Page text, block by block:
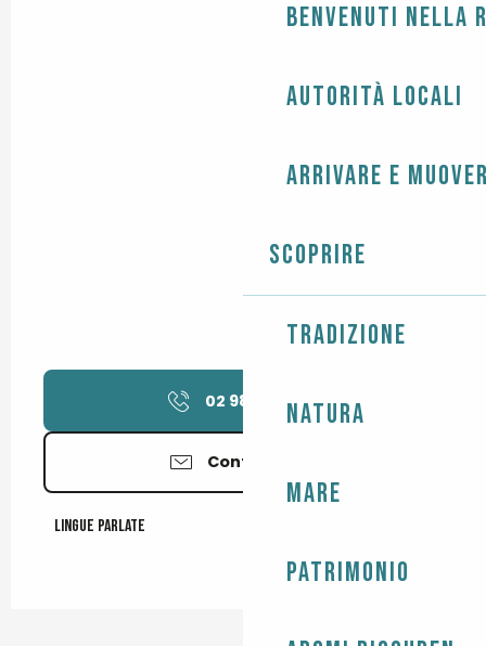
Benvenuti nella
Autorità locali
Arrivare e
Scoprire
Tradizione
Natura
Mare
Patrimonio
02 98 51 94 ▒▒
Contattateci
Lingue parlate
Lingue parlate